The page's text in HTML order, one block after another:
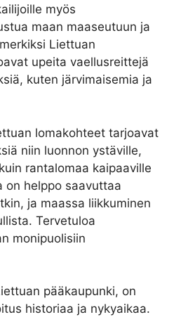
myös
maan maaseutuun ja
Liettuan
upeita vaellusreittejä
kuten järvimaisemia ja
lomakohteet tarjoavat
niin luonnon ystäville,
rantalomaa kaipaaville
on helppo saavuttaa
ja maassa liikkuminen
Tervetuloa
monipuolisiin
pääkaupunki, on
historiaa ja nykyaikaa.